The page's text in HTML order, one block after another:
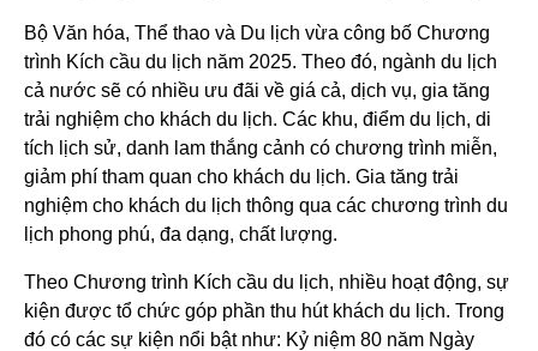
Bộ Văn hóa, Thể thao và Du lịch vừa công bố Chương
trình Kích cầu du lịch năm 2025. Theo đó, ngành du lịch
cả nước sẽ có nhiều ưu đãi về giá cả, dịch vụ, gia tăng
trải nghiệm cho khách du lịch. Các khu, điểm du lịch, di
tích lịch sử, danh lam thắng cảnh có chương trình miễn,
giảm phí tham quan cho khách du lịch. Gia tăng trải
nghiệm cho khách du lịch thông qua các chương trình du
lịch phong phú, đa dạng, chất lượng.
Theo Chương trình Kích cầu du lịch, nhiều hoạt động, sự
kiện được tổ chức góp phần thu hút khách du lịch. Trong
đó có các sự kiện nổi bật như: Kỷ niệm 80 năm Ngày